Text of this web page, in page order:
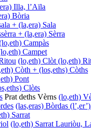
Illa, l’Aïla
Bòria
+ (la,era) Sala
+ (la,era) Sèrra
Campàs
Campet
(lo,eth) Clòt (lo,eth)
Còth + (los,eths) Còths
Pont
Clòts
Prat deths Vèrns (lo,eth)
(las,eras) Bòrdas
Sarrat
(lo,eth) Sarrat Lauriòu,